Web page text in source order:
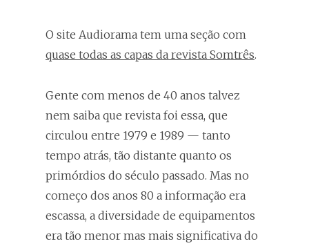
O site Audiorama tem uma seção com
quase todas as capas da revista Somtrês.
Gente com menos de 40 anos talvez
nem saiba que revista foi essa, que
circulou entre 1979 e 1989 — tanto
tempo atrás, tão distante quanto os
primórdios do século passado. Mas no
começo dos anos 80 a informação era
escassa, a diversidade de equipamentos
era tão menor mas mais significativa do